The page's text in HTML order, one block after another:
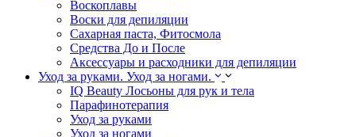
Воскоплавы
Воски для депиляции
Сахарная паста, Фитосмола
Средства До и После
Аксессуары и расходники для депиляции
Уход за руками. Уход за ногами.
IQ Beauty Лосьоны для рук и тела
Парафинотерапия
Уход за руками
Уход за ногами